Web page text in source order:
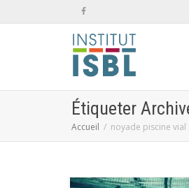
Étiqueter
Accueil noyade piscine vial